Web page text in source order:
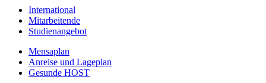
International
Mitarbeitende
Studienangebot
Mensaplan
Anreise und Lageplan
Gesunde HOST